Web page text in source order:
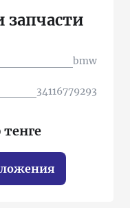
запчасти
bmw
34116779293
тенге